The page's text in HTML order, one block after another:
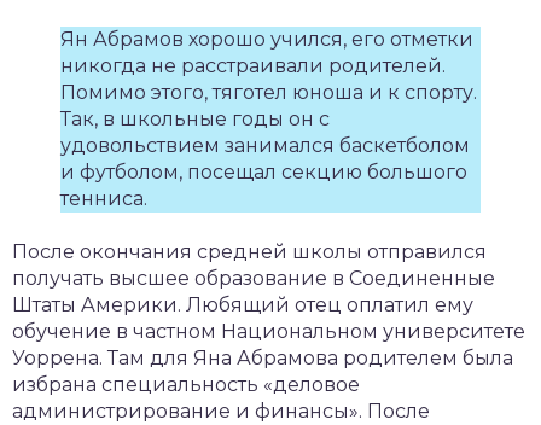
Ян Абрамов хорошо учился, его отметки
никогда не расстраивали родителей.
Помимо этого, тяготел юноша и к спорту.
Так, в школьные годы он с
удовольствием занимался баскетболом
и футболом, посещал секцию большого
тенниса.
После окончания средней школы отправился
получать высшее образование в Соединенные
Штаты Америки. Любящий отец оплатил ему
обучение в частном Национальном университете
Уоррена. Там для Яна Абрамова родителем была
избрана специальность «деловое
администрирование и финансы». После